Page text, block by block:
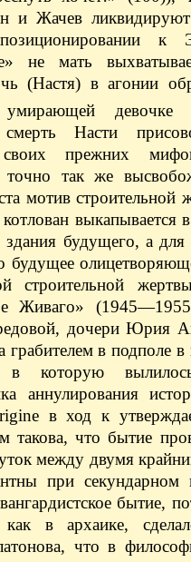
и Жачев
к
не мать
(Настя) в агонии
девочке
Насти
прежних
точно так же
мотив строительной
выкапывается
здания будущего, а
будущее
строительной
Живаго»
дочери Юрия
грабителем в подполе
которую
аннулирования
в ход к
такова, что бытие
между двумя
при секундарном
бытие,
в архаике,
что в